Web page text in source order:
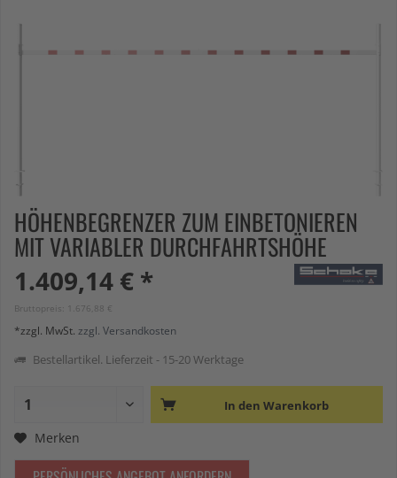
HÖHENBEGRENZER ZUM EINBETONIEREN
MIT VARIABLER DURCHFAHRTSHÖHE
1.409,14 € *
Bruttopreis: 1.676,88 €
*zzgl. MwSt. zzgl. Versandkosten
Bestellartikel. Lieferzeit - 15-20 Werktage
In den Warenkorb
Merken